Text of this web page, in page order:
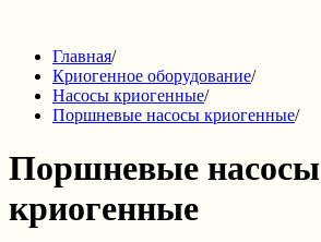
Главная/
Криогенное оборудование/
Насосы криогенные/
Поршневые насосы криогенные/
Поршневые насосы
криогенные